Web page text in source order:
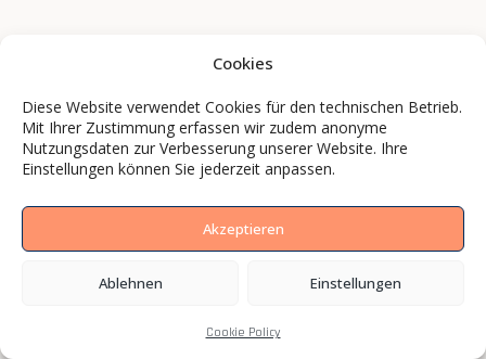
Cookies
Diese Website verwendet Cookies für den technischen Betrieb.
Mit Ihrer Zustimmung erfassen wir zudem anonyme
Nutzungsdaten zur Verbesserung unserer Website. Ihre
Einstellungen können Sie jederzeit anpassen.
Akzeptieren
Ablehnen Einstellungen
Cookie Policy